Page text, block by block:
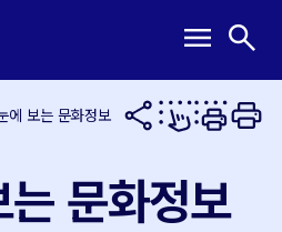
메
열
기
menu 검
열
기
search
에 보는 문화정보
문화정보